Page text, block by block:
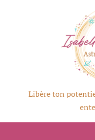
Libère ton